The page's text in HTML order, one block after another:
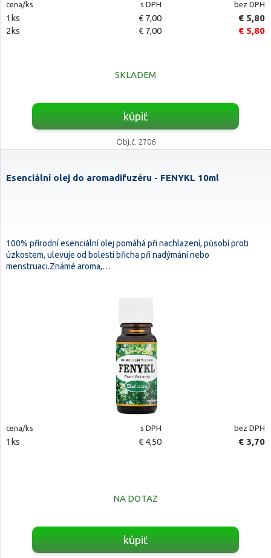
cena/ks s DPH bez DPH
1ks € 7,00
€ 5,80
2ks
€ 7,00 € 5,80
SKLADEM
kúpiť
Obj.č. 2706
Esenciální olej do aromadifuzéru - FENYKL 10ml
100% přírodní esenciální olej pomáhá při nachlazení, působí proti
úzkostem, ulevuje od bolesti břicha při nadýmání nebo
menstruaci.Známé aroma,…
cena/ks s DPH bez DPH
1ks € 4,50 € 3,70
NA DOTAZ
kúpiť